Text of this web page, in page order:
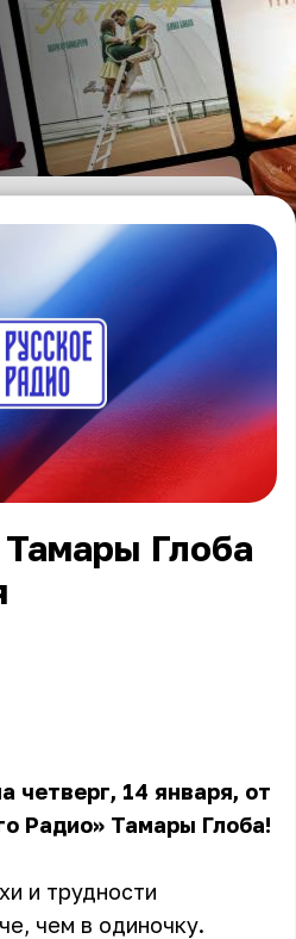
Тамары Глоба
четверг, 14 января, от
Радио» Тамары Глоба!
и трудности
чем в одиночку.